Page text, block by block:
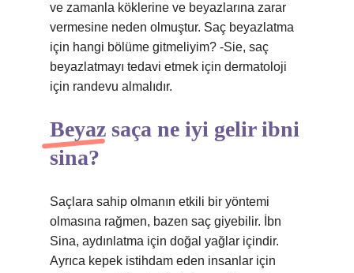
ve zamanla köklerine ve beyazlarına zarar
vermesine neden olmuştur. Saç beyazlatma
için hangi bölüme gitmeliyim? -Sie, saç
beyazlatmayı tedavi etmek için dermatoloji
için randevu almalıdır.
Beyaz saça ne iyi gelir ibni
sina?
Saçlara sahip olmanın etkili bir yöntemi
olmasına rağmen, bazen saç giyebilir. İbn
Sina, aydınlatma için doğal yağlar içindir.
Ayrıca kepek istihdam eden insanlar için